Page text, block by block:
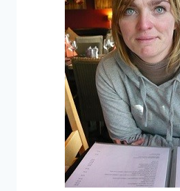
LE
TDA/TDAH
SEMBLENT
ÊTRE
DES
MÉDICAMENTS
REJETÉS